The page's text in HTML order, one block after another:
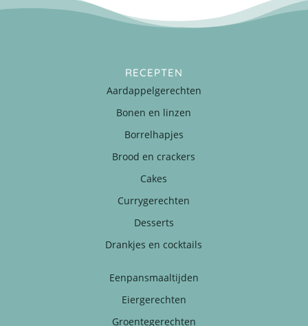
RECEPTEN
Aardappelgerechten
Bonen en linzen
Borrelhapjes
Brood en crackers
Cakes
Currygerechten
Desserts
Drankjes en cocktails
Eenpansmaaltijden
Eiergerechten
Groentegerechten